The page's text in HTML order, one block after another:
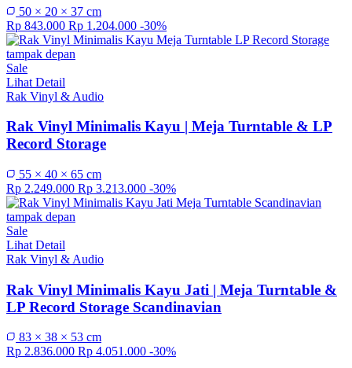
50 × 20 × 37 cm
Rp 843.000 Rp 1.204.000 -30%
Sale
Lihat Detail
Rak Vinyl & Audio
Rak Vinyl Minimalis Kayu | Meja Turntable & LP
Record Storage
55 × 40 × 65 cm
Rp 2.249.000 Rp 3.213.000 -30%
Sale
Lihat Detail
Rak Vinyl & Audio
Rak Vinyl Minimalis Kayu Jati | Meja Turntable &
LP Record Storage Scandinavian
83 × 38 × 53 cm
Rp 2.836.000 Rp 4.051.000 -30%